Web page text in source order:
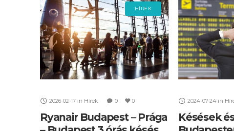
HÍREK
2026-02-17 in Hírek 0 0
Ryanair Budapest – Prága
2024-07-24 in
Késések